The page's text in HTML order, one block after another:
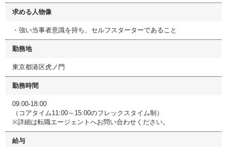
求める人物像
・強い当事者意識を持ち、セルフスターターであること
勤務地
東京都港区虎ノ門
勤務時間
09:00-18:00
（コアタイム11:00～15:00のフレックスタイム制）
※詳細は転職エージェントへお問い合わせください。
給与